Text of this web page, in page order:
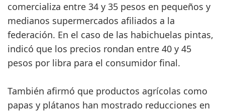
comercializa entre 34 y 35 pesos en pequeños y
medianos supermercados afiliados a la
federación. En el caso de las habichuelas pintas,
indicó que los precios rondan entre 40 y 45
pesos por libra para el consumidor final.
También afirmó que productos agrícolas como
papas y plátanos han mostrado reducciones en